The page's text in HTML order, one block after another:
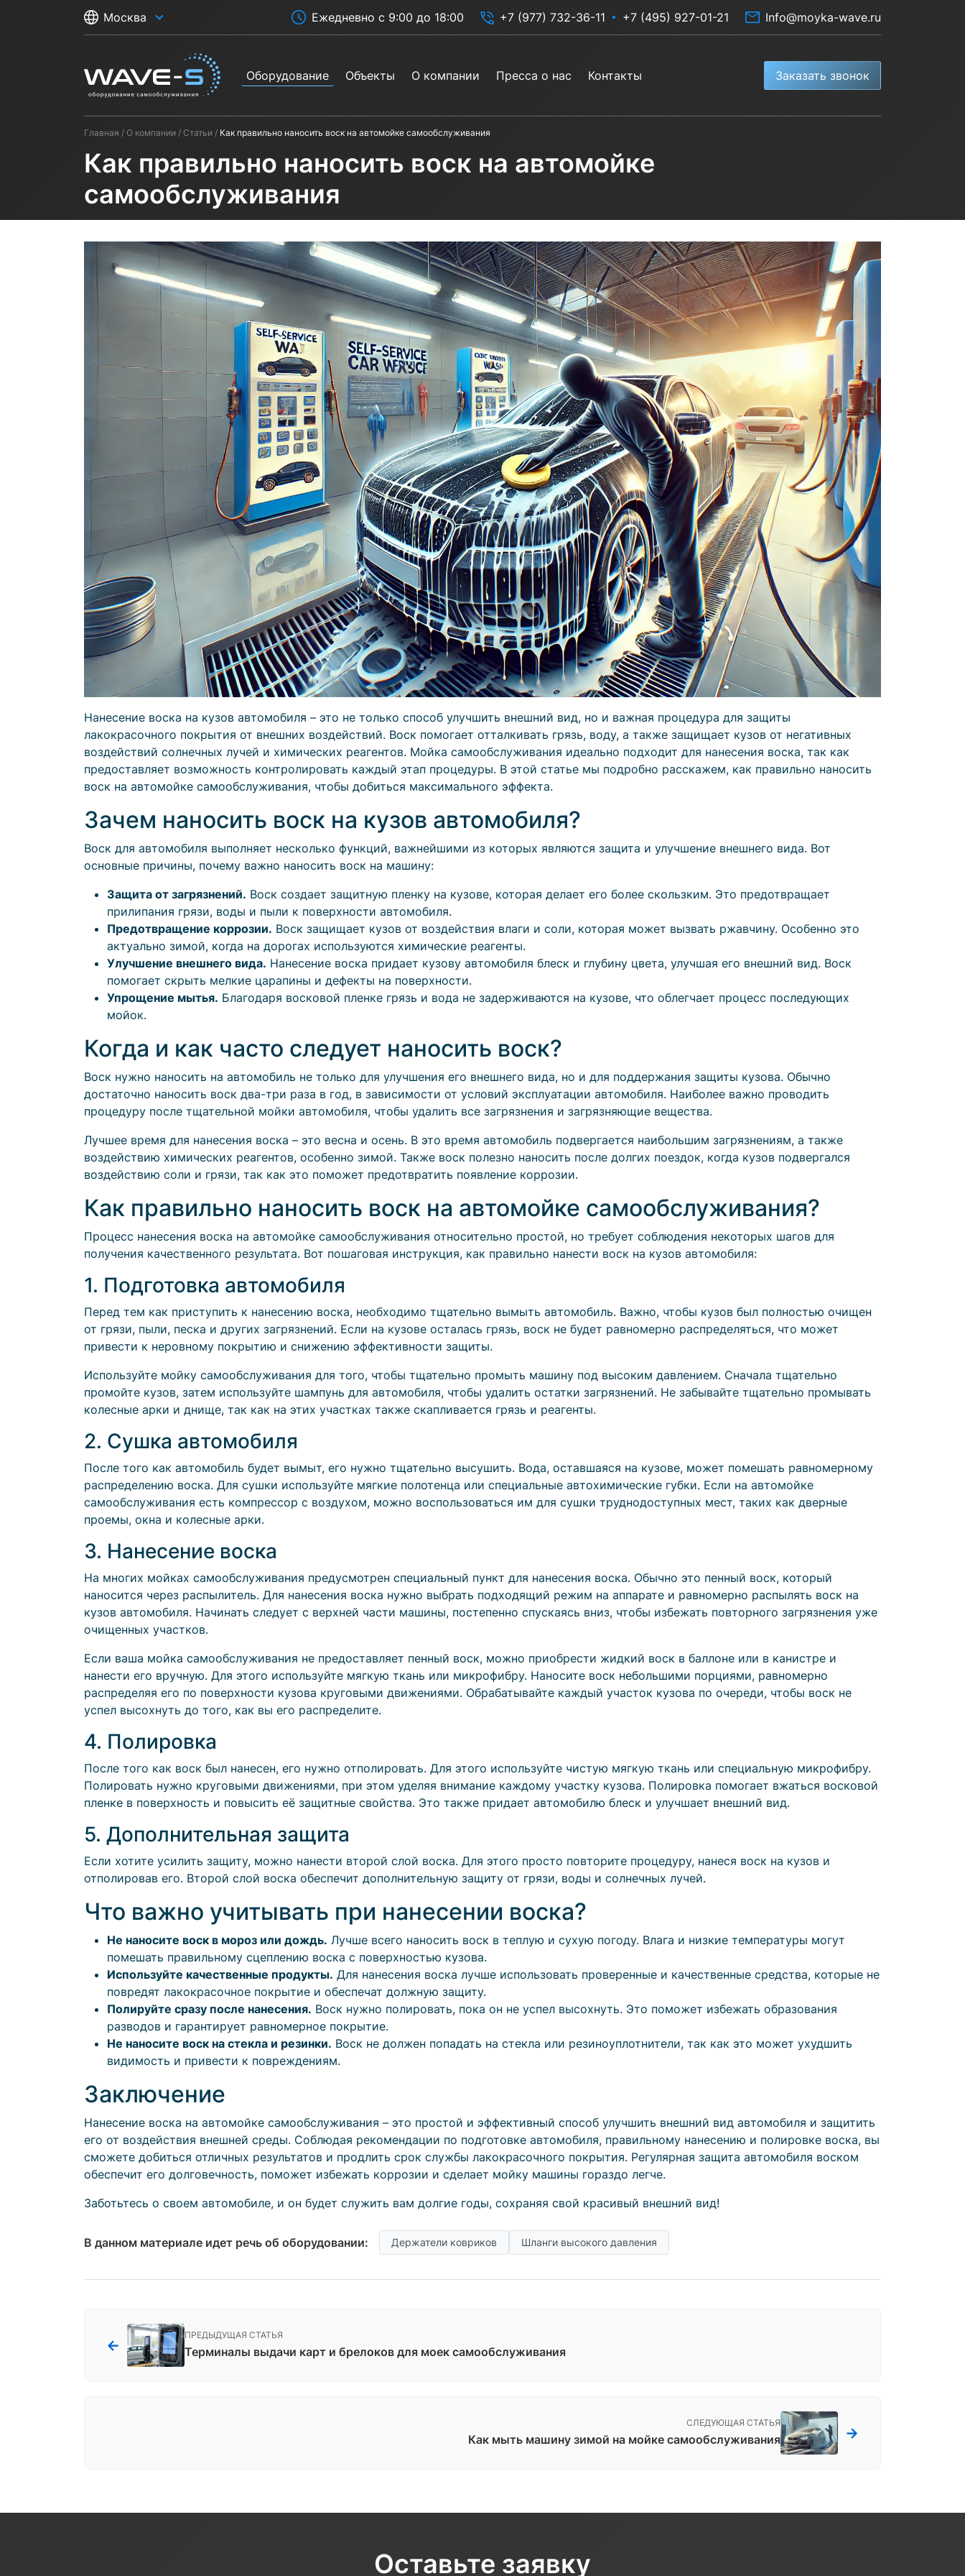
Москва Ежедневно с 9:00 до 18:00 +7 (977) 732-36-11 +7 (495) 927-01-21 Info@moyka-wave.ru
Оборудование Объекты О компании Пресса о нас Контакты Заказать звонок
Главная О компании Статьи Как правильно наносить воск на автомойке самообслуживания
Как правильно наносить воск на автомойке
самообслуживания
Нанесение воска на кузов автомобиля – это не только способ улучшить внешний вид, но и важная процедура для защиты
лакокрасочного покрытия от внешних воздействий. Воск помогает отталкивать грязь, воду, а также защищает кузов от негативных
воздействий солнечных лучей и химических реагентов. Мойка самообслуживания идеально подходит для нанесения воска, так как
предоставляет возможность контролировать каждый этап процедуры. В этой статье мы подробно расскажем, как правильно наносить
воск на автомойке самообслуживания, чтобы добиться максимального эффекта.
Зачем наносить воск на кузов автомобиля?
Воск для автомобиля выполняет несколько функций, важнейшими из которых являются защита и улучшение внешнего вида. Вот
основные причины, почему важно наносить воск на машину:
Защита от загрязнений. Воск создает защитную пленку на кузове, которая делает его более скользким. Это предотвращает
прилипания грязи, воды и пыли к поверхности автомобиля.
Предотвращение коррозии. Воск защищает кузов от воздействия влаги и соли, которая может вызвать ржавчину. Особенно это
актуально зимой, когда на дорогах используются химические реагенты.
Улучшение внешнего вида. Нанесение воска придает кузову автомобиля блеск и глубину цвета, улучшая его внешний вид. Воск
помогает скрыть мелкие царапины и дефекты на поверхности.
Упрощение мытья. Благодаря восковой пленке грязь и вода не задерживаются на кузове, что облегчает процесс последующих
мойок.
Когда и как часто следует наносить воск?
Воск нужно наносить на автомобиль не только для улучшения его внешнего вида, но и для поддержания защиты кузова. Обычно
достаточно наносить воск два-три раза в год, в зависимости от условий эксплуатации автомобиля. Наиболее важно проводить
процедуру после тщательной мойки автомобиля, чтобы удалить все загрязнения и загрязняющие вещества.
Лучшее время для нанесения воска – это весна и осень. В это время автомобиль подвергается наибольшим загрязнениям, а также
воздействию химических реагентов, особенно зимой. Также воск полезно наносить после долгих поездок, когда кузов подвергался
воздействию соли и грязи, так как это поможет предотвратить появление коррозии.
Как правильно наносить воск на автомойке самообслуживания?
Процесс нанесения воска на автомойке самообслуживания относительно простой, но требует соблюдения некоторых шагов для
получения качественного результата. Вот пошаговая инструкция, как правильно нанести воск на кузов автомобиля:
1. Подготовка автомобиля
Перед тем как приступить к нанесению воска, необходимо тщательно вымыть автомобиль. Важно, чтобы кузов был полностью очищен
от грязи, пыли, песка и других загрязнений. Если на кузове осталась грязь, воск не будет равномерно распределяться, что может
привести к неровному покрытию и снижению эффективности защиты.
Используйте мойку самообслуживания для того, чтобы тщательно промыть машину под высоким давлением. Сначала тщательно
промойте кузов, затем используйте шампунь для автомобиля, чтобы удалить остатки загрязнений. Не забывайте тщательно промывать
колесные арки и днище, так как на этих участках также скапливается грязь и реагенты.
2. Сушка автомобиля
После того как автомобиль будет вымыт, его нужно тщательно высушить. Вода, оставшаяся на кузове, может помешать равномерному
распределению воска. Для сушки используйте мягкие полотенца или специальные автохимические губки. Если на автомойке
самообслуживания есть компрессор с воздухом, можно воспользоваться им для сушки труднодоступных мест, таких как дверные
проемы, окна и колесные арки.
3. Нанесение воска
На многих мойках самообслуживания предусмотрен специальный пункт для нанесения воска. Обычно это пенный воск, который
наносится через распылитель. Для нанесения воска нужно выбрать подходящий режим на аппарате и равномерно распылять воск на
кузов автомобиля. Начинать следует с верхней части машины, постепенно спускаясь вниз, чтобы избежать повторного загрязнения уже
очищенных участков.
Если ваша мойка самообслуживания не предоставляет пенный воск, можно приобрести жидкий воск в баллоне или в канистре и
нанести его вручную. Для этого используйте мягкую ткань или микрофибру. Наносите воск небольшими порциями, равномерно
распределяя его по поверхности кузова круговыми движениями. Обрабатывайте каждый участок кузова по очереди, чтобы воск не
успел высохнуть до того, как вы его распределите.
4. Полировка
После того как воск был нанесен, его нужно отполировать. Для этого используйте чистую мягкую ткань или специальную микрофибру.
Полировать нужно круговыми движениями, при этом уделяя внимание каждому участку кузова. Полировка помогает вжаться восковой
пленке в поверхность и повысить её защитные свойства. Это также придает автомобилю блеск и улучшает внешний вид.
5. Дополнительная защита
Если хотите усилить защиту, можно нанести второй слой воска. Для этого просто повторите процедуру, нанеся воск на кузов и
отполировав его. Второй слой воска обеспечит дополнительную защиту от грязи, воды и солнечных лучей.
Что важно учитывать при нанесении воска?
Не наносите воск в мороз или дождь. Лучше всего наносить воск в теплую и сухую погоду. Влага и низкие температуры могут
помешать правильному сцеплению воска с поверхностью кузова.
Используйте качественные продукты. Для нанесения воска лучше использовать проверенные и качественные средства, которые не
повредят лакокрасочное покрытие и обеспечат должную защиту.
Полируйте сразу после нанесения. Воск нужно полировать, пока он не успел высохнуть. Это поможет избежать образования
разводов и гарантирует равномерное покрытие.
Не наносите воск на стекла и резинки. Воск не должен попадать на стекла или резиноуплотнители, так как это может ухудшить
видимость и привести к повреждениям.
Заключение
Нанесение воска на автомойке самообслуживания – это простой и эффективный способ улучшить внешний вид автомобиля и защитить
его от воздействия внешней среды. Соблюдая рекомендации по подготовке автомобиля, правильному нанесению и полировке воска, вы
сможете добиться отличных результатов и продлить срок службы лакокрасочного покрытия. Регулярная защита автомобиля воском
обеспечит его долговечность, поможет избежать коррозии и сделает мойку машины гораздо легче.
Заботьтесь о своем автомобиле, и он будет служить вам долгие годы, сохраняя свой красивый внешний вид!
В данном материале идет речь об оборудовании: Держатели ковриков Шланги высокого давления
←
ПРЕДЫДУЩАЯ СТАТЬЯ
Терминалы выдачи карт и брелоков для моек самообслуживания
СЛЕДУЮЩАЯ СТАТЬЯ
Как мыть машину зимой на мойке самообслуживания →
Оставьте заявку